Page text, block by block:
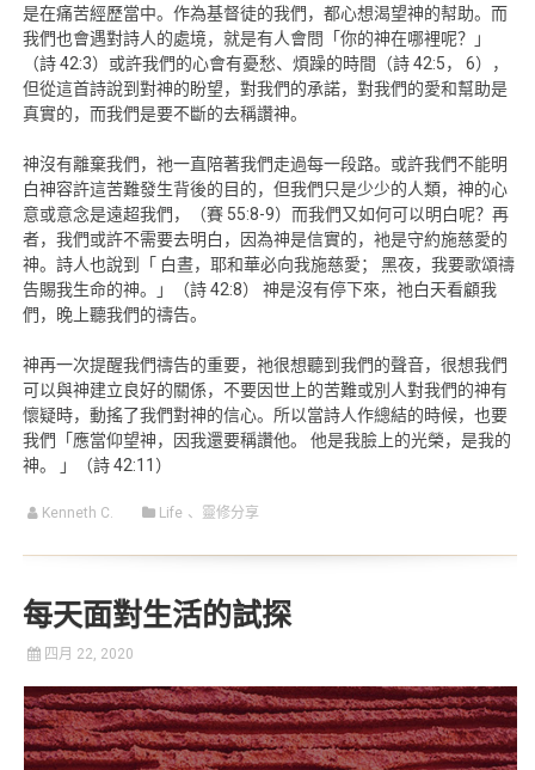
是在痛苦經歷當中。作為基督徒的我們，都心想渴望神的幇助。而
我們也會遇對詩人的處境，就是有人會問「你的神在哪裡呢？」
（詩 42:3）或許我們的心會有憂愁、煩躁的時間（詩 42:5， 6），
但從這首詩說到對神的盼望，對我們的承諾，對我們的愛和幫助是
真實的，而我們是要不斷的去稱讚神。
神沒有離棄我們，祂一直陪著我們走過每一段路。或許我們不能明
白神容許這苦難發生背後的目的，但我們只是少少的人類，神的心
意或意念是遠超我們，（賽 55:8-9）而我們又如何可以明白呢？再
者，我們或許不需要去明白，因為神是信實的，衪是守約施慈愛的
神。詩人也說到「 白晝，耶和華必向我施慈愛； 黑夜，我要歌頌禱
告賜我生命的神。」（詩 42:8） 神是沒有停下來，祂白天看顧我
們，晚上聽我們的禱告。
神再一次提醒我們禱告的重要，祂很想聽到我們的聲音，很想我們
可以與神建立良好的關係，不要因世上的苦難或別人對我們的神有
懷疑時，動搖了我們對神的信心。所以當詩人作總結的時候，也要
我們「應當仰望神，因我還要稱讚他。 他是我臉上的光榮，是我的
神。 」（詩 42:11）
Kenneth C. Life 、 靈修分享
每天面對生活的試探
四月 22, 2020